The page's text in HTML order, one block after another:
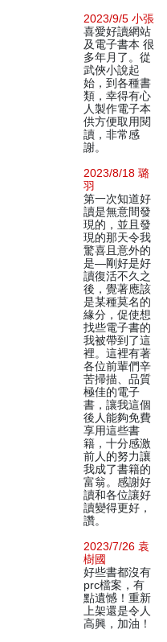
2023/9/5 小張
喜愛好讀網站
及電子書本 很
多年月了。從
武俠小說起
始，到各種書
類，幸得有心
人製作電子本
供方便取用閱
讀，非常感
謝。
2023/8/18 璐
羽
第一次知道好
讀是無意間發
現的，並且發
現的那天令我
驚喜且意外的
是—剛好是好
讀復活不久之
後，覺著應該
是某種莫名的
緣分，促使想
找些電子書的
我被帶到了這
裡。這裡有著
各位前輩們辛
苦掃描、品質
極佳的電子
書，讓我這個
後人能夠免費
享用這些書
籍，十分感激
前人的努力讓
我成了書籍的
富翁。感謝好
讀和各位讓好
讀變得更好，
讚。
2023/7/26 袁
樹國
好些書都沒有
prc檔案，有
點遺憾！重新
上架還是令人
高興，加油！